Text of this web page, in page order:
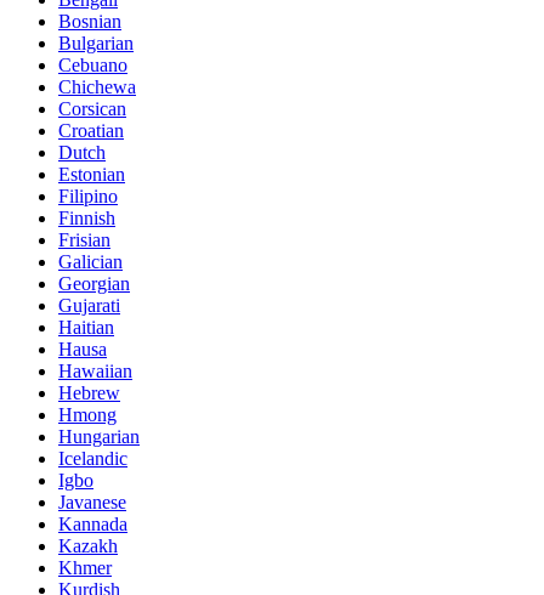
Bosnian
Bulgarian
Cebuano
Chichewa
Corsican
Croatian
Dutch
Estonian
Filipino
Finnish
Frisian
Galician
Georgian
Gujarati
Haitian
Hausa
Hawaiian
Hebrew
Hmong
Hungarian
Icelandic
Igbo
Javanese
Kannada
Kazakh
Khmer
Kurdish